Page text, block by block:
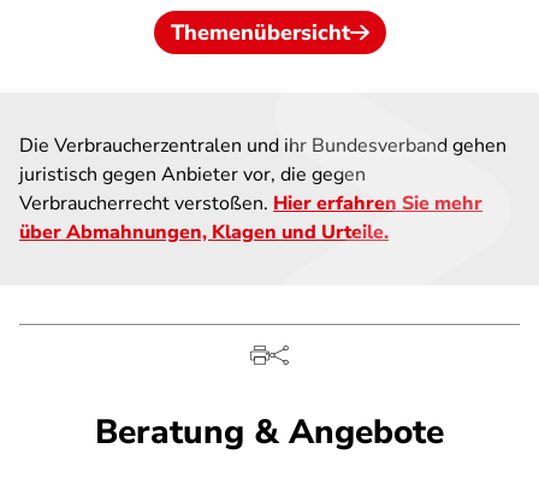
Themenübersicht
Die Verbraucherzentralen und ihr Bundesverband gehen
juristisch gegen Anbieter vor, die gegen
Verbraucherrecht verstoßen. Hier erfahren Sie mehr
über Abmahnungen, Klagen und Urteile.
Beratung & Angebote